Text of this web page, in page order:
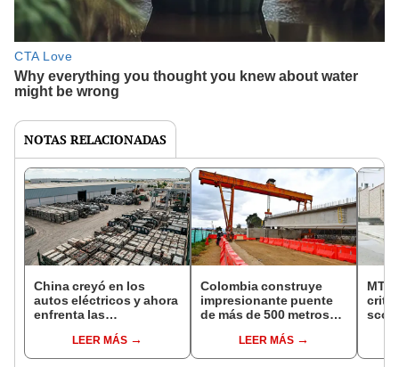
NOTAS RELACIONADAS
China creyó en los
autos eléctricos y ahora
enfrenta las
de toneladas de
baterías dejarán de
LEER MÁS
Colombia construye
impresionante puente
de más de 500 metros
primer tren eléctrico
regional del país
LEER MÁS